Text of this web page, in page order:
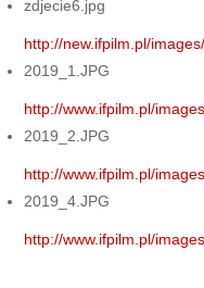
zdjecie6.jpg
http://new.ifpilm.pl/
2019_1.JPG
http://www.ifpilm.pl/
2019_2.JPG
http://www.ifpilm.pl/
2019_4.JPG
http://www.ifpilm.pl/